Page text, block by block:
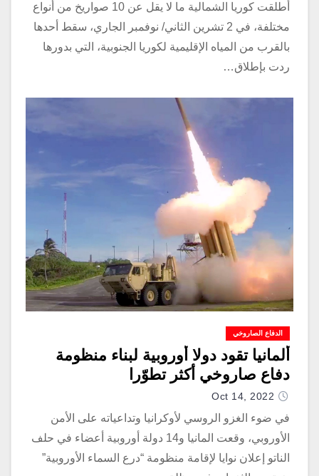
أطلقت كوريا الشمالية ما لا يقل عن 10 صواريخ من أنواع
مختلفة، في 2 تشرين الثاني/ نوفمبر الجاري، سقط أحدها
بالقرب من المياه الإقليمية لكوريا الجنوبية، التي بدورها
ردت بإطلاق…
الدفاع الصاروخي
ألمانيا تقود دولا أوروبية لبناء منظومة
دفاع صاروخي أكثر تطوّرا
Oct 14, 2022
في ضوء الغزو الروسي لأوكرانيا وتداعياته على الأمن
الأوروبي، وقعت المانيا و14 دولة أوروبية أعضاء في حلف
الناتو إعلان نوايا لإقامة منظومة “درع السماء الأوروبية”